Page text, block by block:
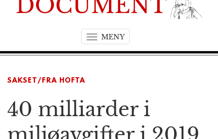
MENYT
o
a
i
SAKSET/FRA HOFTA
40 milliarder i